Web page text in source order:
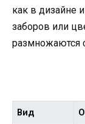
как в дизайне
заборов или
размножаются
Вид